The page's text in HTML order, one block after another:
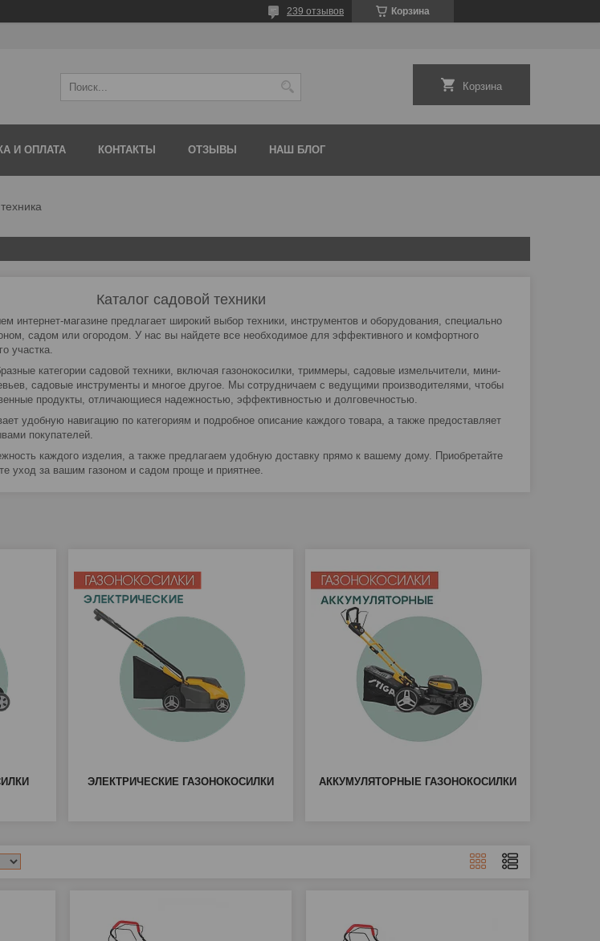
Корзина
239 отзывов
Корзина
И ОПЛАТА КОНТАКТЫ ОТЗЫВЫ НАШ БЛОГ
Каталог садовой техники
интернет-магазине предлагает широкий выбор техники, инструментов и оборудования, специально
садом или огородом. У нас вы найдете все необходимое для эффективного и комфортного
участка.
категории садовой техники, включая газонокосилки, триммеры, садовые измельчители, мини-
садовые инструменты и многое другое. Мы сотрудничаем с ведущими производителями, чтобы
продукты, отличающиеся надежностью, эффективностью и долговечностью.
удобную навигацию по категориям и подробное описание каждого товара, а также предоставляет
покупателей.
каждого изделия, а также предлагаем удобную доставку прямо к вашему дому. Приобретайте
уход за вашим газоном и садом проще и приятнее.
ЭЛЕКТРИЧЕСКИЕ ГАЗОНОКОСИЛКИ АККУМУЛЯТОРНЫЕ ГАЗОНОКОСИЛКИ